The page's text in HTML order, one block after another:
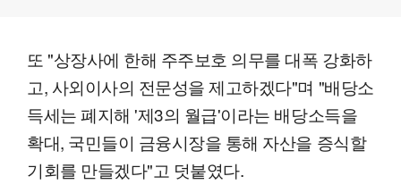
또 "상장사에 한해 주주보호 의무를 대폭 강화하
고, 사외이사의 전문성을 제고하겠다"며 "배당소
득세는 폐지해 '제3의 월급'이라는 배당소득을
확대, 국민들이 금융시장을 통해 자산을 증식할
기회를 만들겠다"고 덧붙였다.